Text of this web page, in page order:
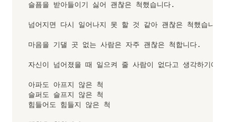
E
pt
\\
hl
e
\t
ex
슬픔을 받아들이기 싫어 괜찮은 척했습니다.
넘어지면 다시 일어나지 못 할 것 같아 괜찮은 척했습니
마음을 기댈 곳 없는 사람은 자주 괜찮은 척합니다.
자신이 넘어졌을 때 일으켜 줄 사람이 없다고 생각하기에
아파도 아프지 않은 척
슬퍼도 슬프지 않은 척
힘들어도 힘들지 않은 척